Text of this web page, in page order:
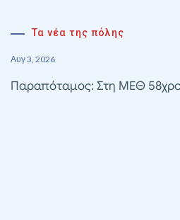
Τα νέα της πόλης
Αυγ 3, 2026
Παραπόταμος: Στη ΜΕΘ